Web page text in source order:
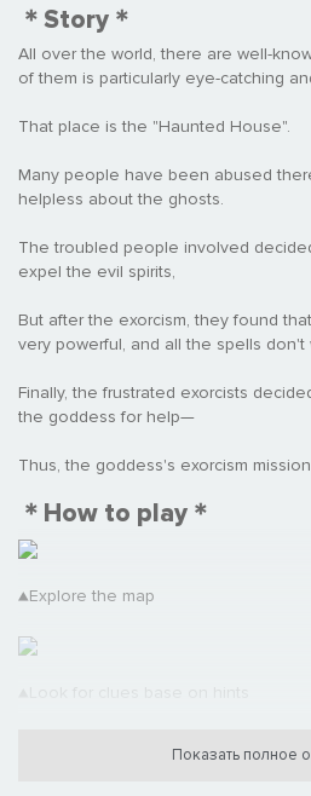
＊Story＊
All over the world, there are well-
of them is particularly eye-catching
That place is the "Haunted House".
Many people have been abused
helpless about the ghosts.
The troubled people involved
expel the evil spirits,
But after the exorcism, they found
very powerful, and all the spells don't
Finally, the frustrated exorcists
the goddess for help—
Thus, the goddess's exorcism
＊How to play＊
▲Explore the map
Показать полное